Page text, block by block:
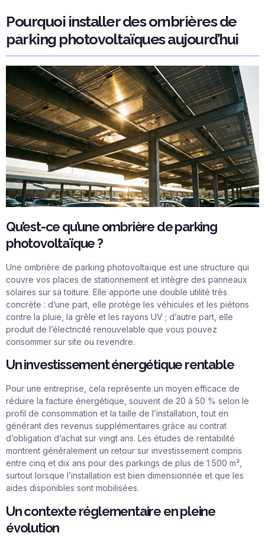
Pourquoi installer des ombrières de
parking photovoltaïques aujourd’hui
Qu’est-ce qu’une ombrière de parking
photovoltaïque ?
Une ombrière de parking photovoltaïque est une structure qui
couvre vos places de stationnement et intègre des panneaux
solaires sur sa toiture. Elle apporte une double utilité très
concrète : d’une part, elle protège les véhicules et les piétons
contre la pluie, la grêle et les rayons UV ; d’autre part, elle
produit de l’électricité renouvelable que vous pouvez
consommer sur site ou revendre.
Un investissement énergétique rentable
Pour une entreprise, cela représente un moyen efficace de
réduire la facture énergétique, souvent de 20 à 50 % selon le
profil de consommation et la taille de l’installation, tout en
générant des revenus supplémentaires grâce au contrat
d’obligation d’achat sur vingt ans. Les études de rentabilité
montrent généralement un retour sur investissement compris
entre cinq et dix ans pour des parkings de plus de 1 500 m²,
surtout lorsque l’installation est bien dimensionnée et que les
aides disponibles sont mobilisées.
Un contexte réglementaire en pleine
évolution